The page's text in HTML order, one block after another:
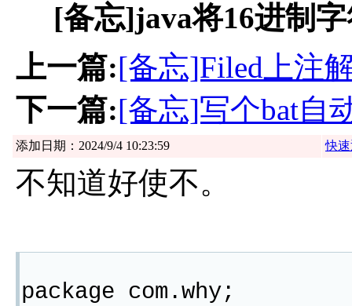
[备忘]java将16进制
上一篇:[备忘]Filed上注
下一篇:[备忘]写个bat自
添加日期：2024/9/4 10:23:59 快
不知道好使不。
package com.why;